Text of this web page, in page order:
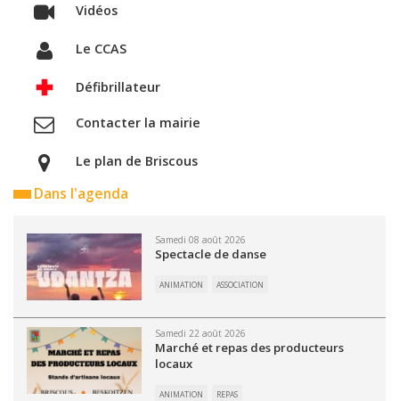
Vidéos
Le CCAS
Défibrillateur
Contacter la mairie
Le plan de Briscous
Dans l'agenda
Samedi 08 août 2026
Spectacle de danse
ANIMATION ASSOCIATION
Samedi 22 août 2026
Marché et repas des producteurs
locaux
ANIMATION REPAS